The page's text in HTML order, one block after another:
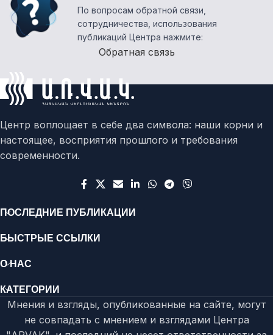
По вопросам обратной связи,
сотрудничества, использования
публикаций Центра нажмите:
Обратная связь
Центр воплощает в себе два символа: наши корни и
настоящее, восприятия прошлого и требования
современности.
ПОСЛЕДНИЕ ПУБЛИКАЦИИ
БЫСТРЫЕ ССЫЛКИ
О НАС
КАТЕГОРИИ
Мнения и взгляды, опубликованные на сайте, могут
не совпадать с мнением и взглядами Центра